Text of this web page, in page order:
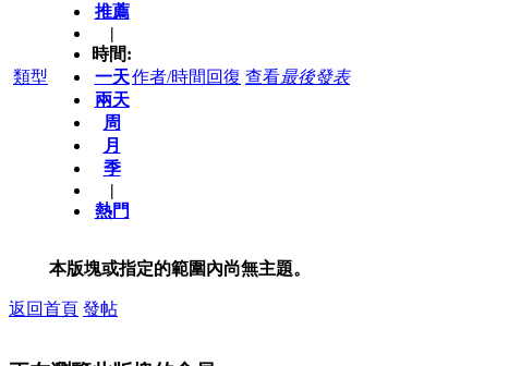
類型
推薦
|
時間:
一天
兩天
周
月
季
|
熱門
作者/時間 回復 查看最後發表
本版塊或指定的範圍內尚無主題。
返回首頁 發帖